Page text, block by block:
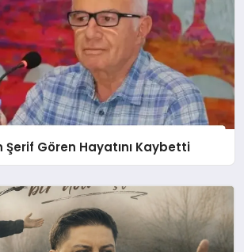
Şerif Gören Hayatını Kaybetti